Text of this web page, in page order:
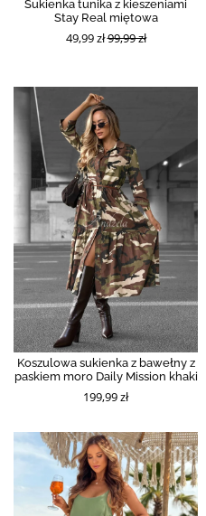
Sukienka tunika z kieszeniami
Stay Real miętowa
49,99 zł99,99 zł
Koszulowa sukienka z bawełny z
paskiem moro Daily Mission khaki
199,99 zł